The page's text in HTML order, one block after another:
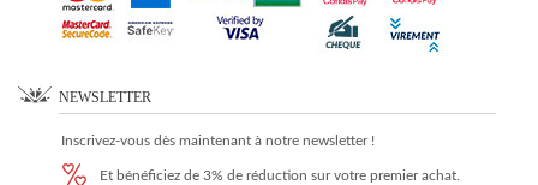
NEWSLETTER
Inscrivez-vous dès maintenant à notre newsletter !
Et bénéficiez de 3% de réduction sur votre premier achat.